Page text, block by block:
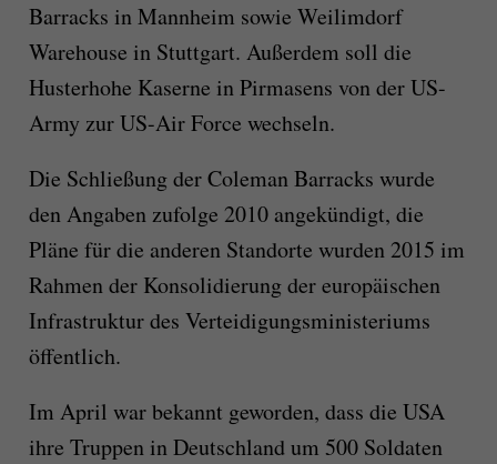
Barracks in Mannheim sowie Weilimdorf
Warehouse in Stuttgart. Außerdem soll die
Husterhohe Kaserne in Pirmasens von der US-
Army zur US-Air Force wechseln.
Die Schließung der Coleman Barracks wurde
den Angaben zufolge 2010 angekündigt, die
Pläne für die anderen Standorte wurden 2015 im
Rahmen der Konsolidierung der europäischen
Infrastruktur des Verteidigungsministeriums
öffentlich.
Im April war bekannt geworden, dass die USA
ihre Truppen in Deutschland um 500 Soldaten